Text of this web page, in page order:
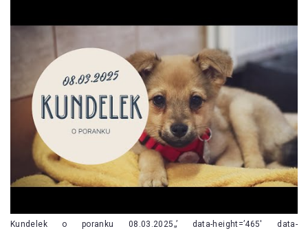
Kundelek o poranku 08.03.2025„’ data-height=’465′ data-